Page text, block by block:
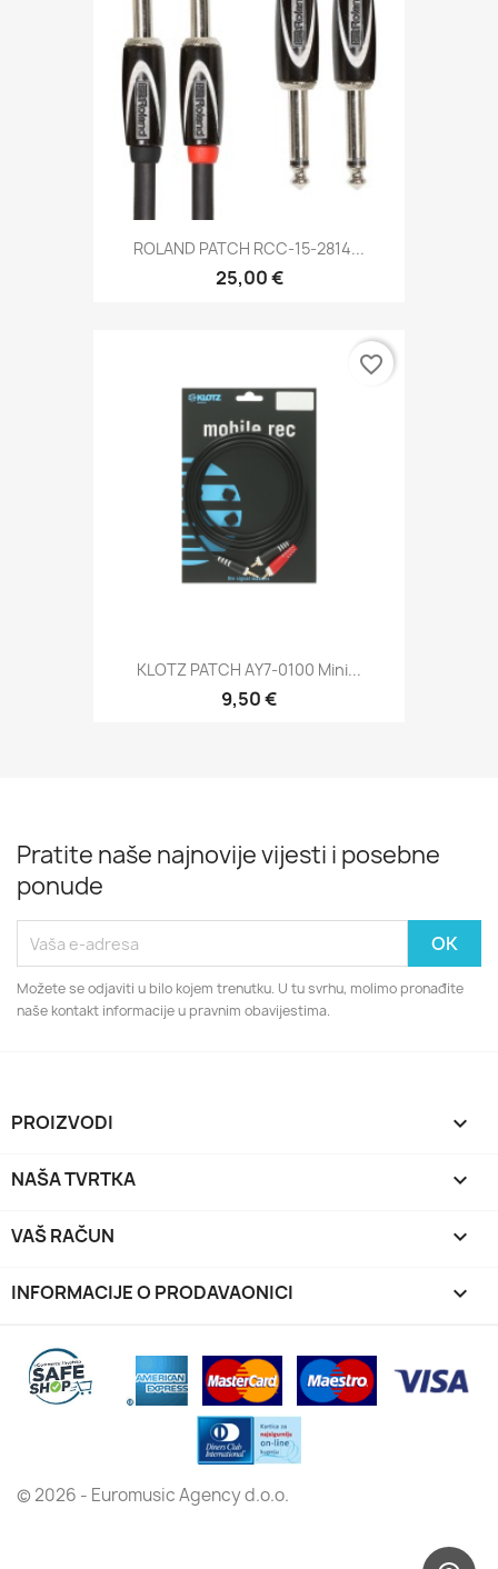
ROLAND PATCH RCC-15-2814...
25,00 €
KLOTZ PATCH AY7-0100 Mini...
9,50 €
favorite_border
Pratite naše najnovije vijesti i posebne
ponude
Možete se odjaviti u bilo kojem trenutku. U tu svrhu, molimo pronađite
naše kontakt informacije u pravnim obavijestima.
PROIZVODI 
NAŠA TVRTKA 
VAŠ RAČUN 
INFORMACIJE O PRODAVAONICI keyboard_arrow_down
© 2026 - Euromusic Agency d.o.o.